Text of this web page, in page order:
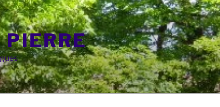
PIERRE